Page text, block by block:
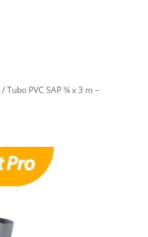
/ Tubo PVC SAP ¾ x 3 m –